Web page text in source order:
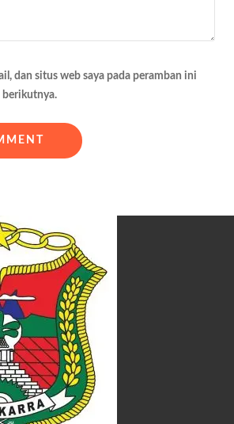
dan situs web saya pada peramban ini
berikutnya.